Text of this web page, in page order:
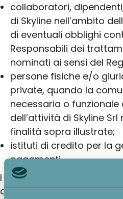
collaboratori,
di Skyline nell’ambito
di eventuali obblighi
Responsabili dei
nominati ai sensi del
persone fisiche e/o
private, quando la
necessaria o
dell’attività di Skyline
finalità sopra illustrate;
istituti di credito per la
pagamenti.
I suoi dati personali non
diffusi, con tale termine